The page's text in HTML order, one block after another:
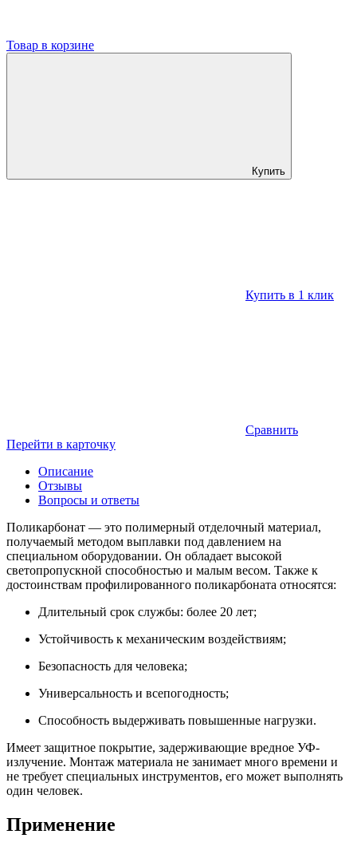
Товар в корзине
Купить
Купить в 1 клик
Сравнить
Перейти в карточку
Описание
Отзывы
Вопросы и ответы
Поликарбонат — это полимерный отделочный материал,
получаемый методом выплавки под давлением на
специальном оборудовании. Он обладает высокой
светопропускной способностью и малым весом. Также к
достоинствам профилированного поликарбоната относятся:
Длительный срок службы: более 20 лет;
Устойчивость к механическим воздействиям;
Безопасность для человека;
Универсальность и всепогодность;
Способность выдерживать повышенные нагрузки.
Имеет защитное покрытие, задерживающие вредное УФ-
излучение. Монтаж материала не занимает много времени и
не требует специальных инструментов, его может выполнять
один человек.
Применение